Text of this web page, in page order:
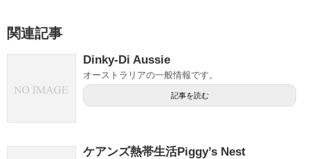
関連記事
Dinky-Di Aussie
オーストラリアの一般情報です。
記事を読む
ケアンズ熱帯生活Piggy’s Nest